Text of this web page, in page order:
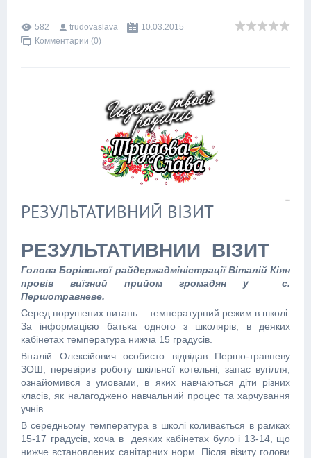
582 trudovaslava
10.03.2015
Комментарии (0)
РЕЗУЛЬТАТИВНИЙ ВІЗИТ
РЕЗУЛЬТАТИВНИЙ ВІЗИТ
Голова Борівської райдержадміністрації Віталій Кіян
провів виїзний прийом громадян у с.
Першотравневе.
Серед порушених питань – температурний режим в школі.
За інформацією батька одного з школярів, в деяких
кабінетах температура нижча 15 градусів.
Віталій Олексійович особисто відвідав Першо-травневу
ЗОШ, перевірив роботу шкільної котельні, запас вугілля,
ознайомився з умовами, в яких навчаються діти різних
класів, як налагоджено навчальний процес та харчування
учнів.
В середньому температура в школі коливається в рамках
15-17 градусів, хоча в деяких кабінетах було і 13-14, що
нижче встановлених санітарних норм. Після візиту голови